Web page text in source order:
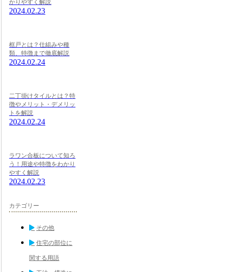
かりやすく解説
2024.02.23
框戸とは？仕組みや種
類、特徴まで徹底解説
2024.02.24
二丁掛けタイルとは？特
徴やメリット・デメリッ
トを解説
2024.02.24
ラワン合板について知ろ
う！用途や特徴をわかり
やすく解説
2024.02.23
カテゴリー
その他
住宅の部位に
関する用語